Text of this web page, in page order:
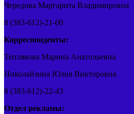
Чередова Маргарита Владимировна
8 (383-612)-21-00
Корреспонденты:
Теплякова Марина Анатольевна
Николайзина Юлия Викторовна
8 (383-612)-22-43
Отдел рекламы: